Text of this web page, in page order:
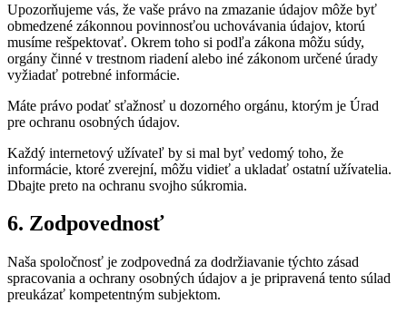
Upozorňujeme vás, že vaše právo na zmazanie údajov môže byť
obmedzené zákonnou povinnosťou uchovávania údajov, ktorú
musíme rešpektovať. Okrem toho si podľa zákona môžu súdy,
orgány činné v trestnom riadení alebo iné zákonom určené úrady
vyžiadať potrebné informácie.
Máte právo podať sťažnosť u dozorného orgánu, ktorým je Úrad
pre ochranu osobných údajov.
Každý internetový užívateľ by si mal byť vedomý toho, že
informácie, ktoré zverejní, môžu vidieť a ukladať ostatní užívatelia.
Dbajte preto na ochranu svojho súkromia.
6. Zodpovednosť
Naša spoločnosť je zodpovedná za dodržiavanie týchto zásad
spracovania a ochrany osobných údajov a je pripravená tento súlad
preukázať kompetentným subjektom.